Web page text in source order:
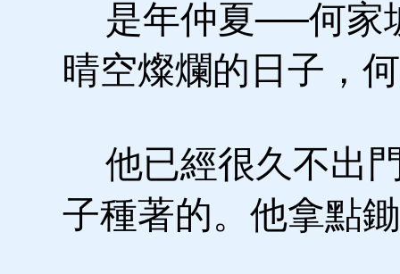
是年仲夏──何家
晴空燦爛的日子，
他已經很久不出
子種著的。他拿點